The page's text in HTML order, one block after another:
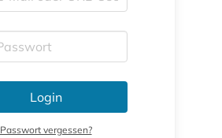
Login
Passwort vergessen?